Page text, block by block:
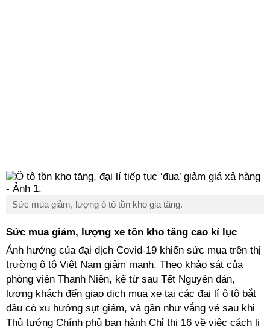
Sức mua giảm, lượng ô tô tồn kho gia tăng.
Sức mua giảm, lượng xe tồn kho tăng cao kỉ lục
Ảnh hưởng của đại dịch Covid-19 khiến sức mua trên thị
trường ô tô Việt Nam giảm mạnh. Theo khảo sát của
phóng viên Thanh Niên, kể từ sau Tết Nguyên đán,
lượng khách đến giao dịch mua xe tại các đại lí ô tô bắt
đầu có xu hướng sụt giảm, và gần như vắng vẻ sau khi
Thủ tướng Chính phủ ban hành Chỉ thị 16 về việc cách li